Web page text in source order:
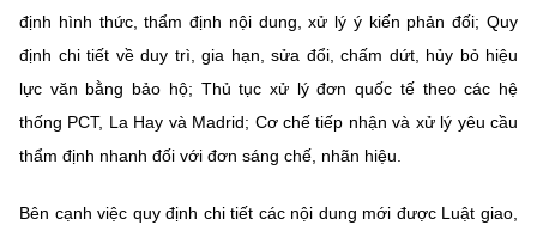
định hình thức, thẩm định nội dung, xử lý ý kiến phản đối; Quy
định chi tiết về duy trì, gia hạn, sửa đổi, chấm dứt, hủy bỏ hiệu
lực văn bằng bảo hộ; Thủ tục xử lý đơn quốc tế theo các hệ
thống PCT, La Hay và Madrid; Cơ chế tiếp nhận và xử lý yêu cầu
thẩm định nhanh đối với đơn sáng chế, nhãn hiệu.
Bên cạnh việc quy định chi tiết các nội dung mới được Luật giao,